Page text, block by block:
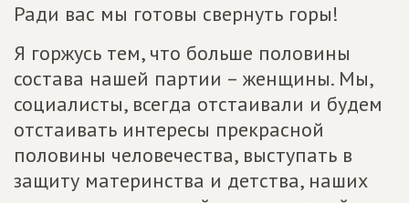
Ради вас мы готовы свернуть горы!
Я горжусь тем, что больше половины
состава нашей партии – женщины. Мы,
социалисты, всегда отстаивали и будем
отстаивать интересы прекрасной
половины человечества, выступать в
защиту материнства и детства, наших